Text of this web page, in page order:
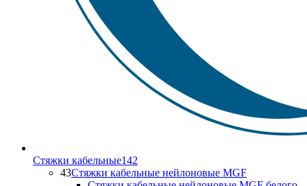
Стяжки кабельные142
43Стяжки кабельные нейлоновые MGF